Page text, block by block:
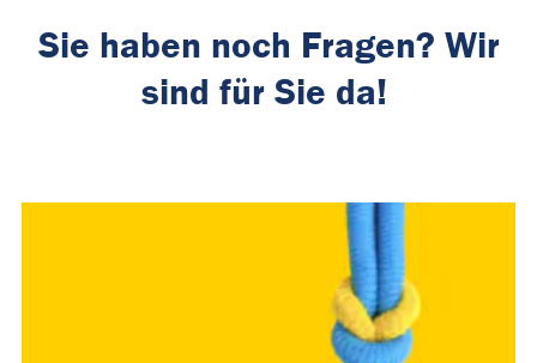
Sie haben noch Fragen? Wir
sind für Sie da!